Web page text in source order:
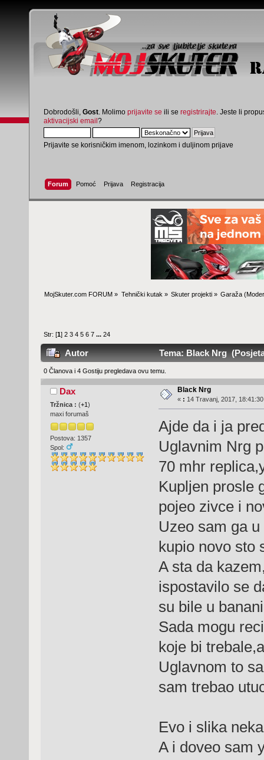
Dobrodošli, Gost . Molimo prijavite se ili se registrirajte . Jeste li
aktivacijski email?
Prijavite se korisničkim imenom, lozinkom i duljinom prijave
Forum Pomoć Prijava Registracija
MojSkuter.com FORUM » Tehnički kutak » Skuter projekti» Garaža
Str: [1]2 3 4 5 6 7 ...24
Autor Tema: Black Nrg
0 Članova i 4 Gostiju pregledava ovu temu.
Dax
Tržnica : (+1 )
maxi forumaš
Postova: 1357
Spol:
Black Nrg
« : 14 Travanj, 2017,
Ajde da i ja
Uglavnim Nrg
70 mhr
Kupljen prosle
pojeo zivce i
Uzeo sam ga
kupio novo sto
A sta da
ispostavilo se
su bile u banani
Sada mogu
koje bi
Uglavnom to
sam trebao
Evo i slika neka
A i doveo sam